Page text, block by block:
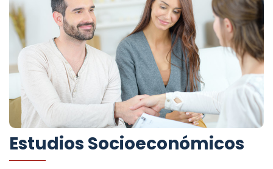
Estudios Socioeconómicos